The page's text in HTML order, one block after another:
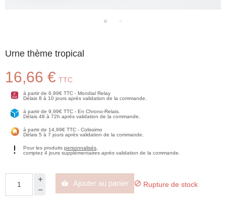
Urne thème tropical
16,66 € TTC
à partir de 6,99€ TTC - Mondial Relay
Délais 8 à 10 jours après validation de la commande.
à partir de 9,99€ TTC - En Chrono-Relais.
Délais 48 à 72h après validation de la commande.
à partir de 14,99€ TTC - Colissimo
Délais 5 à 7 jours après validation de la commande.
Pour les produits personnalisés
comptez 4 jours supplémentaires après validation de la commande.
 Ajouter au panier  Rupture de stock